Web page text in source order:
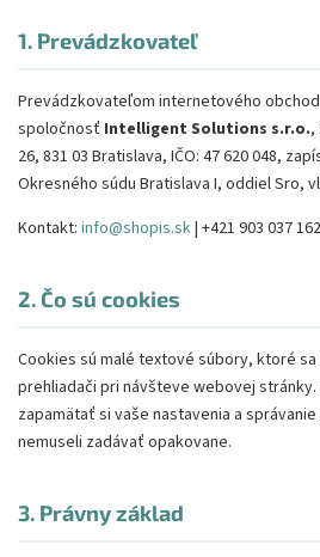
1. Prevádzkovateľ
Prevádzkovateľom internetového
spoločnosť Intelligent Solutions s.r.o.,
26, 831 03 Bratislava, IČO: 47 620 048,
Okresného súdu Bratislava I, oddiel Sro,
Kontakt: info@shopis.sk| +421 903 037 162
2. Čo sú cookies
Cookies sú malé textové súbory, ktoré sa
prehliadači pri návšteve webovej stránky.
zapamätať si vaše nastavenia a
nemuseli zadávať opakovane.
3. Právny základ